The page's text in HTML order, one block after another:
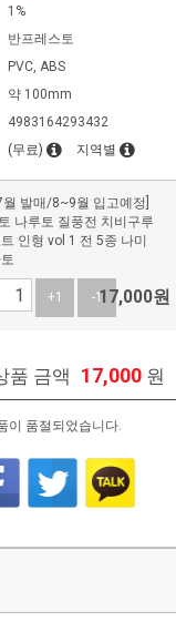
1%
반프레스토
PVC, ABS
약 100mm
4983164293432
(무료) 지역별
월 발매/8~9월 입고예정]
나루토 질풍전 치비구루
인형 vol 1 전 5종 나미
+1 -117,000원
품 금액 17,000 원
이 품절되었습니다.